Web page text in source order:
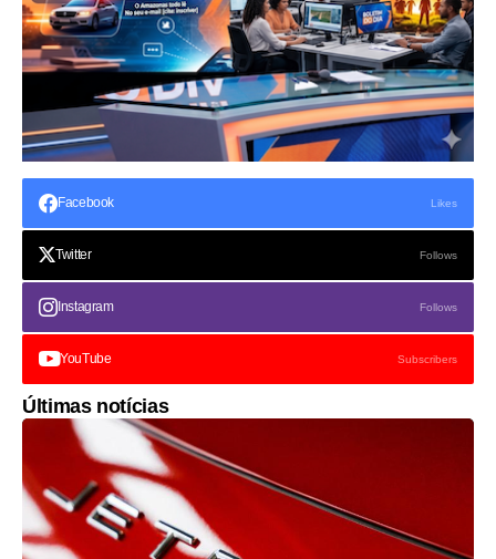
Facebook Likes
Twitter Follows
Instagram Follows
YouTube Subscribers
Últimas notícias